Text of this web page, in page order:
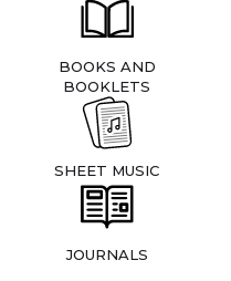
BOOKS AND
BOOKLETS
SHEET MUSIC
JOURNALS